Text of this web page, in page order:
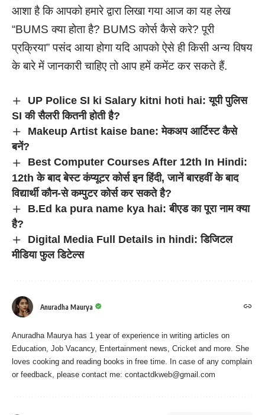
आशा है कि आपको हमारे द्वारा लिखा गया आज का यह लेख
“BUMS क्या होता है? BUMS कोर्स कैसे करे? पूरी
प्रक्रिया” पसंद आया होगा यदि आपको ऐसे ही किसी अन्य विषय
के बारे में जानकारी चाहिए तो आप हमें कमेंट कर सकते हैं.
UP Police SI ki Salary kitni hoti hai: यूपी पुलिस
SI की सैलरी कितनी होती है?
Makeup Artist kaise bane: मेकअप आर्टिस्ट कैसे
बनें?
Best Computer Courses After 12th In Hindi:
12th के बाद बेस्ट कंप्यूटर कोर्स इन हिंदी, जानें बारहवीं के बाद
विद्यार्थी कौन-से कम्पुटर कोर्स कर सकते है?
B.Ed ka pura name kya hai: बीएड का पूरा नाम क्या
है?
Digital Media Full Details in hindi: डिजिटल
मीडिया फुल डिटेल्स
Anuradha Maurya
Anuradha Maurya has 1 year of experience in writing articles on
Education, Job Vacancy, Entertainment news, Cricket and more. She
loves cooking and reading books in free time. In case of any complain
or feedback, please contact me: contactdkweb@gmail.com